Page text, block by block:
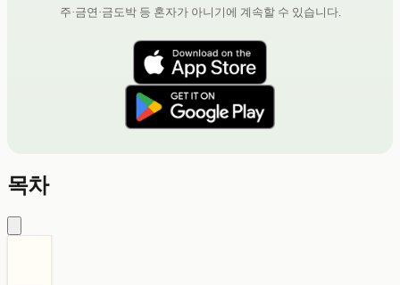
주·금연·금도박 등 혼자가 아니기에 계속할 수 있습니다.
목차